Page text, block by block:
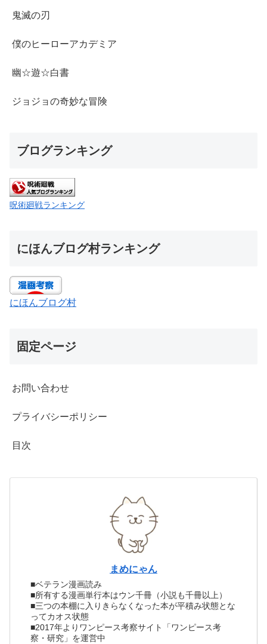
鬼滅の刃
僕のヒーローアカデミア
幽☆遊☆白書
ジョジョの奇妙な冒険
ブログランキング
呪術廻戦ランキング
にほんブログ村ランキング
にほんブログ村
固定ページ
お問い合わせ
プライバシーポリシー
目次
まめにゃん
■ベテラン漫画読み
■所有する漫画単行本はウン千冊（小説も千冊以上）
■三つの本棚に入りきらなくなった本が平積み状態とな
ってカオス状態
■2017年よりワンピース考察サイト「ワンピース考
察・研究」を運営中